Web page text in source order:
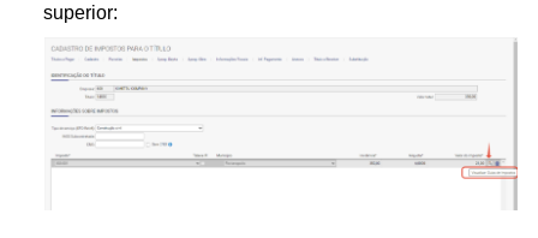
superior: